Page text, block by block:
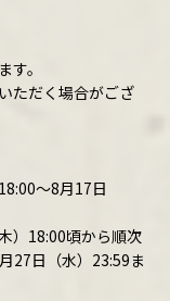
。
ただく場合がござ
～8月17日
）18:00頃から順次
27日（水）23:59ま